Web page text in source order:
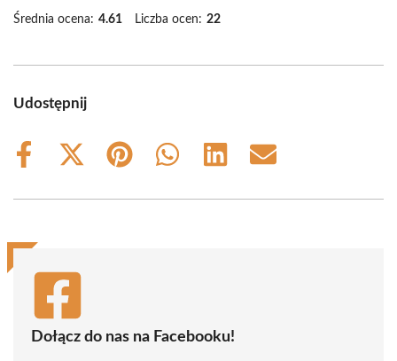
Średnia ocena: 4.61 Liczba ocen: 22
Udostępnij
Share
Share
(Twitter)
Share
Share
Share
Share
Dołącz do nas na Facebooku!